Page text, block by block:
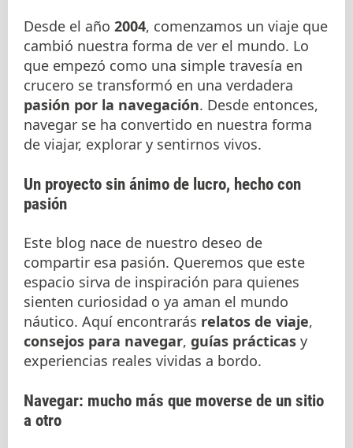
Desde el año 2004, comenzamos un viaje que
cambió nuestra forma de ver el mundo. Lo
que empezó como una simple travesía en
crucero se transformó en una verdadera
pasión por la navegación. Desde entonces,
navegar se ha convertido en nuestra forma
de viajar, explorar y sentirnos vivos.
Un proyecto sin ánimo de lucro, hecho con
pasión
Este blog nace de nuestro deseo de
compartir esa pasión. Queremos que este
espacio sirva de inspiración para quienes
sienten curiosidad o ya aman el mundo
náutico. Aquí encontrarás relatos de viaje,
consejos para navegar, guías prácticas y
experiencias reales vividas a bordo.
Navegar: mucho más que moverse de un sitio
a otro